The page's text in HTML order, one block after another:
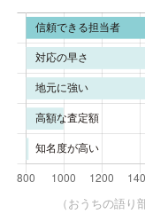
（おうちの語